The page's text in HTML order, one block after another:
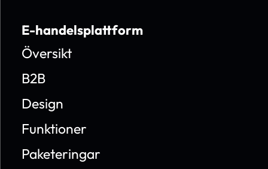
E-handelsplattform
Översikt
B2B
Design
Funktioner
Paketeringar